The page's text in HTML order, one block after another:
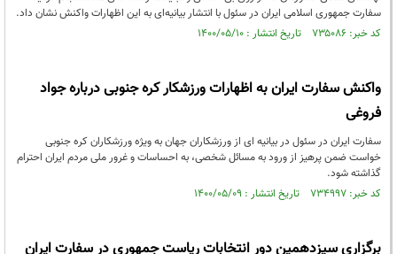
سفارت جمهوری اسلامی ایران در سئول با انتشار بیانیه‌ای به این اظهارات واکنش نشان داد.
کد خبر: ۷۳۵۰۸۶ تاریخ انتشار : ۱۴۰۰/۰۵/۱۰
واکنش سفارت ایران به اظهارات ورزشکار کره جنوبی درباره جواد
فروغی
سفارت ایران در سئول در بیانیه ای از ورزشکاران جهان به ویژه ورزشکاران کره جنوبی
خواست ضمن پرهیز از ورود به مسائل شخصی، به احساسات و غرور ملی مردم ایران احترام
گذاشته شود.
کد خبر: ۷۳۴۹۹۷ تاریخ انتشار : ۱۴۰۰/۰۵/۰۹
برگزاری سیزدهمین دور انتخابات ریاست جمهوری در سفارت ایران